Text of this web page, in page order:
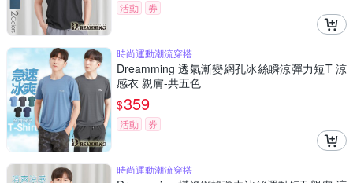
活動 券
時尚運動潮流穿搭
Dreamming 透氣漸變網孔冰絲瞬涼彈力短T 涼
感衣 親膚-共五色
$359
活動 券
時尚運動潮流穿搭